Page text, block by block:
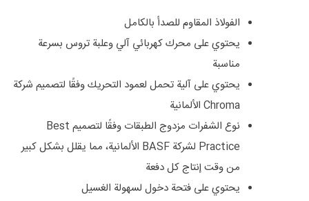
الفولاذ المقاوم للصدأ بالكامل
يحتوي على محرك كهربائي آلي وعلبة تروس بسرعة
مناسبة
يحتوي على آلية تحمل لعمود التحريك وفقًا لتصميم شركة
Chroma الألمانية
نوع الشفرات مزدوج الطبقات وفقًا لتصميم Best
Practice لشركة BASF الألمانية، مما يقلل بشكل كبير
من وقت إنتاج كل دفعة
يحتوي على فتحة دخول لسهولة الغسيل